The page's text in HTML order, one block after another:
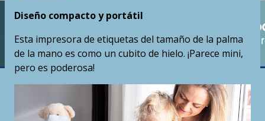
Diseño compacto y portátil
Esta impresora de etiquetas del tamaño de la palma
de la mano es como un cubito de hielo. ¡Parece mini,
pero es poderosa!